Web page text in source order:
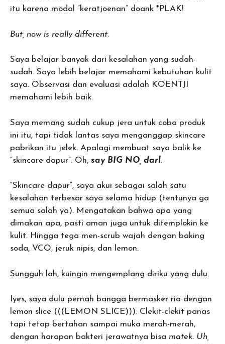
itu karena modal “keratjoenan” doank *PLAK!
But, now is really different.
Saya belajar banyak dari kesalahan yang sudah-
sudah. Saya lebih belajar memahami kebutuhan kulit
saya. Observasi dan evaluasi adalah KOENTJI
memahami lebih baik.
Saya memang sudah cukup jera untuk coba produk
ini itu, tapi tidak lantas saya menganggap skincare
pabrikan itu jelek. Apalagi membuat saya balik ke
“skincare dapur”. Oh, say BIG NO, darl.
“Skincare dapur”, saya akui sebagai salah satu
kesalahan terbesar saya selama hidup (tentunya ga
semua salah ya). Mengatakan bahwa apa yang
dimakan apa, pasti aman juga untuk ditemplokin ke
kulit. Hingga tega men-scrub wajah dengan baking
soda, VCO, jeruk nipis, dan lemon.
Sungguh lah, kuingin mengemplang diriku yang dulu.
Iyes, saya dulu pernah bangga bermasker ria dengan
lemon slice (((LEMON SLICE))). Clekit-clekit panas
tapi tetap bertahan sampai muka merah-merah,
dengan harapan bakteri jerawatnya bisa matek. Uh,